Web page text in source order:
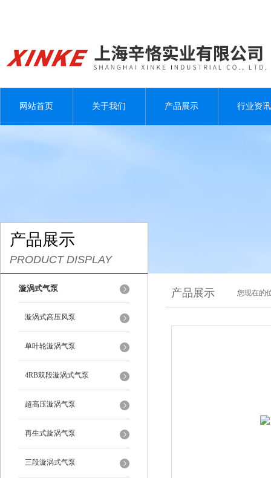
网站首页 关于我们 产品展示 行业资讯
产品展示
PRODUCT DISPLAY
漩涡式气泵
漩涡式高压风泵
单叶轮漩涡气泵
4RB双段漩涡式气泵
超高压漩涡气泵
再生式旋涡气泵
三段漩涡式气泵
产品展示 您现在的